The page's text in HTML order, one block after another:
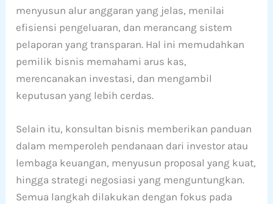
menyusun alur anggaran yang jelas, menilai
efisiensi pengeluaran, dan merancang sistem
pelaporan yang transparan. Hal ini memudahkan
pemilik bisnis memahami arus kas,
merencanakan investasi, dan mengambil
keputusan yang lebih cerdas.
Selain itu, konsultan bisnis memberikan panduan
dalam memperoleh pendanaan dari investor atau
lembaga keuangan, menyusun proposal yang kuat,
hingga strategi negosiasi yang menguntungkan.
Semua langkah dilakukan dengan fokus pada